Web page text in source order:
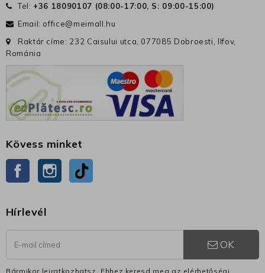
Tel: +36 18090107 (08:00-17:00, S: 09:00-15:00)
Email: office@meimall.hu
Raktár címe: 232 Caisului utca, 077085 Dobroesti, Ilfov,
Románia
Kövess minket
Facebook Instagram
Hírlevél
OK
Bármikor leiratkozhatsz. Ehhez keresd meg az elérhetőségi